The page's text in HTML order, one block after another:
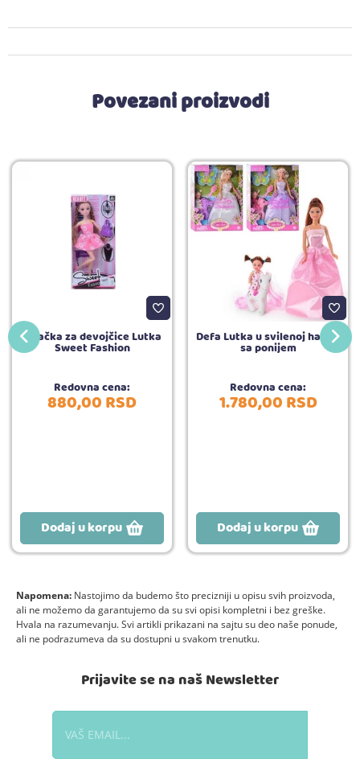
Povezani proizvodi
Igračka za devojčice Lutka
Sweet Fashion
Redovna cena:
880,00RSD
Dodaj u korpu
Defa Lutka u svilenoj haljini
sa ponijem
Redovna cena:
1.780,00RSD
Dodaj u korpu
Napomena: Nastojimo da budemo što precizniji u opisu svih proizvoda,
ali ne možemo da garantujemo da su svi opisi kompletni i bez greške.
Hvala na razumevanju. Svi artikli prikazani na sajtu su deo naše ponude,
ali ne podrazumeva da su dostupni u svakom trenutku.
Prijavite se na naš Newsletter